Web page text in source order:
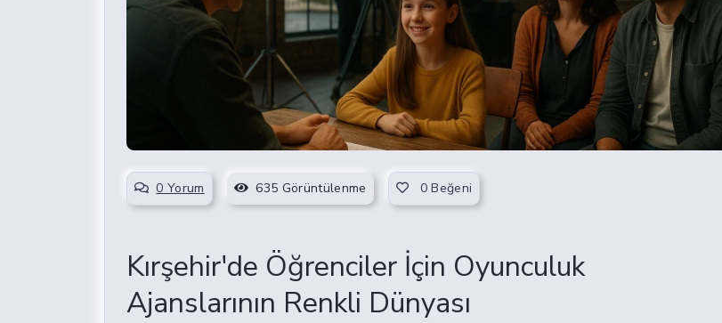
0 Yorum 635 Görüntülenme 0 Beğeni
Kırşehir'de Öğrenciler İçin Oyunculuk
Ajanslarının Renkli Dünyası